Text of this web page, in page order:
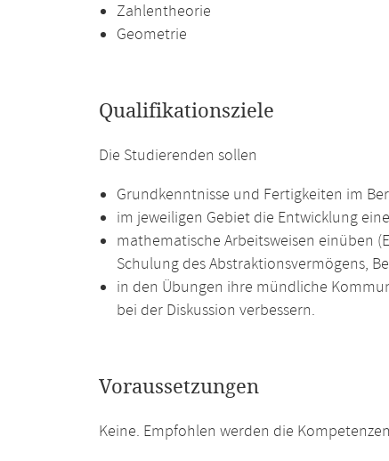
Zahlentheorie
Geometrie
Qualifikationsziele
Die Studierenden sollen
Grundkenntnisse und Fertigkeiten im
im jeweiligen Gebiet die Entwicklung
mathematische Arbeitsweisen einüben
Schulung des Abstraktionsvermögens,
in den Übungen ihre mündliche
bei der Diskussion verbessern.
Voraussetzungen
Keine. Empfohlen werden die